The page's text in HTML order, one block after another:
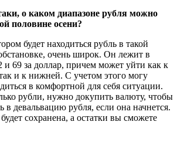
о каком диапазоне рубля можно
половине осени?
будет находиться рубль в такой
очень широк. Он лежит в
и 69 за доллар, причем может уйти как к
и к нижней. С учетом этого могу
в комфортной для себя ситуации.
рубли, нужно докупить валюту, чтобы
в девальвацию рубля, если она начнется.
сохранена, а остатки вы сможете